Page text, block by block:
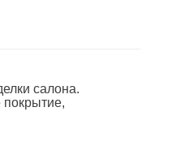
салона.
покрытие,